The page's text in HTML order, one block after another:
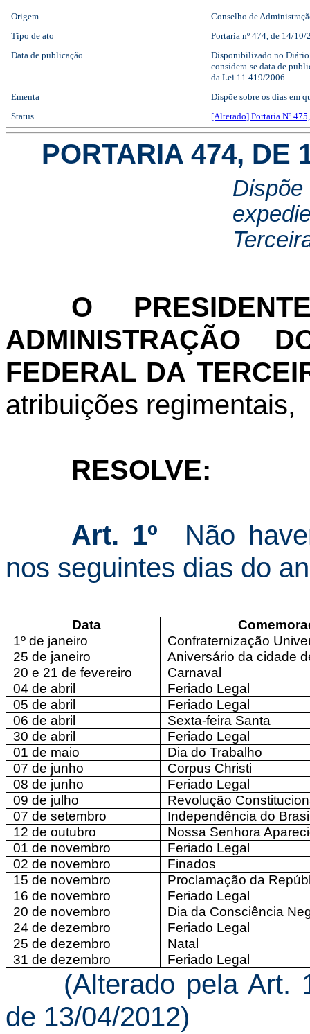
Origem
Conselho de
Tipo de ato
Portaria nº 474, de 14/10/
Data de publicação
Disponibilizado no Diário
considera-se data de
da Lei 11.419/2006.
Ementa
Dispõe sobre os dias em
Status
[Alterado] Portaria Nº
PORTARIA 474, DE
O
ADMINISTRAÇÃO
FEDERAL DA
atribuições regimentais,
RESOLVE:
Art. 1º Não
nos seguintes dias do
Data
1º de janeiro
Confraternização
25 de janeiro
Aniversário da cidade
20 e 21 de fevereiro
Carnaval
04 de abril
Feriado Legal
05 de abril
Feriado Legal
06 de abril
Sexta-feira Santa
30 de abril
Feriado Legal
01 de maio
Dia do Trabalho
07 de junho
Corpus Christi
08 de junho
Feriado Legal
09 de julho
Revolução
07 de setembro
Independência do
12 de outubro
Nossa Senhora
01 de novembro
Feriado Legal
02 de novembro
Finados
15 de novembro
Proclamação da
16 de novembro
Feriado Legal
20 de novembro
Dia da Consciência
24 de dezembro
Feriado Legal
25 de dezembro
Natal
31 de dezembro
Feriado Legal
(Alterado pela Art.
de 13/04/2012)